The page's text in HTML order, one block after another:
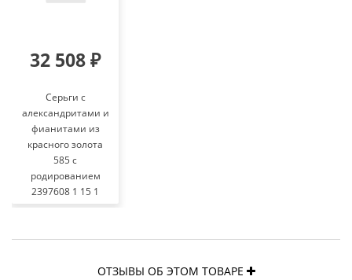
32 508 ₽
Серьги с
александритами и
фианитами из
красного золота
585 с
родированием
2397608 1 15 1
ОТЗЫВЫ ОБ ЭТОМ ТОВАРЕ